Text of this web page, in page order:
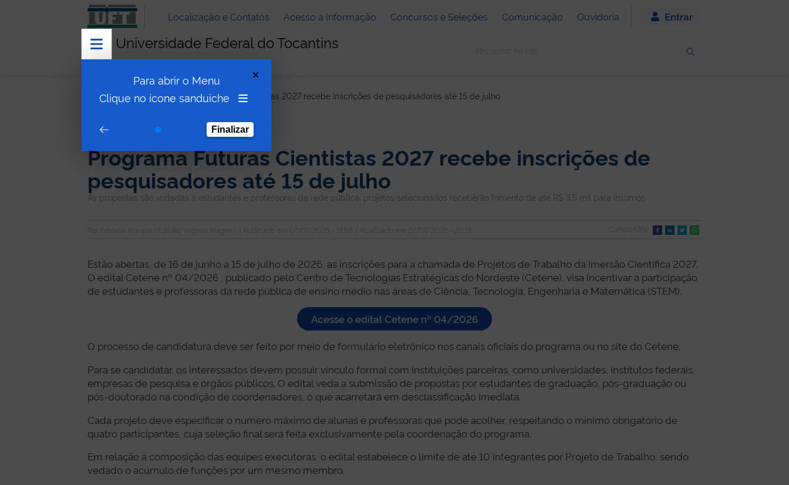
Localização e Contatos Acesso à Informação Concursos e Seleções Comunicação Ouvidoria Entrar
Universidade Federal do Tocantins
Para abrir o Menu
Clique no ícone sanduiche
Finalizar
Notícias Programa Futuras Cientistas 2027 recebe inscrições de pesquisadores até 15 de julho
CIÊNCIA E INOVAÇÃO
Programa Futuras Cientistas 2027 recebe inscrições de
pesquisadores até 15 de julho
As propostas são voltadas a estudantes e professoras da rede pública; projetos selecionados receberão fomento de até R$ 3,5 mil para insumos
Por Fabiana Araújo e | Edição: Virgínia Magrin | | Publicado em 07/07/2026 - 19:58 | Atualizado em 07/07/2026 - 20:18 Compartilhe:
Estão abertas, de 16 de junho a 15 de julho de 2026, as inscrições para a chamada de Projetos de Trabalho da Imersão Científica 2027.
O edital Cetene nº 04/2026 , publicado pelo Centro de Tecnologias Estratégicas do Nordeste (Cetene), visa incentivar a participação
de estudantes e professoras da rede pública de ensino médio nas áreas de Ciência, Tecnologia, Engenharia e Matemática (STEM).
Acesse o edital Cetene nº 04/2026
O processo de candidatura deve ser feito por meio de formulário eletrônico nos canais oficiais do programa ou no site do Cetene.
Para se candidatar, os interessados devem possuir vínculo formal com instituições parceiras, como universidades, institutos federais,
empresas de pesquisa e órgãos públicos. O edital veda a submissão de propostas por estudantes de graduação, pós-graduação ou
pós-doutorado na condição de coordenadores, o que acarretará em desclassificação imediata.
Cada projeto deve especificar o número máximo de alunas e professoras que pode acolher, respeitando o mínimo obrigatório de
quatro participantes, cuja seleção final será feita exclusivamente pela coordenação do programa.
Em relação à composição das equipes executoras, o edital estabelece o limite de até 10 integrantes por Projeto de Trabalho, sendo
vedado o acúmulo de funções por um mesmo membro.